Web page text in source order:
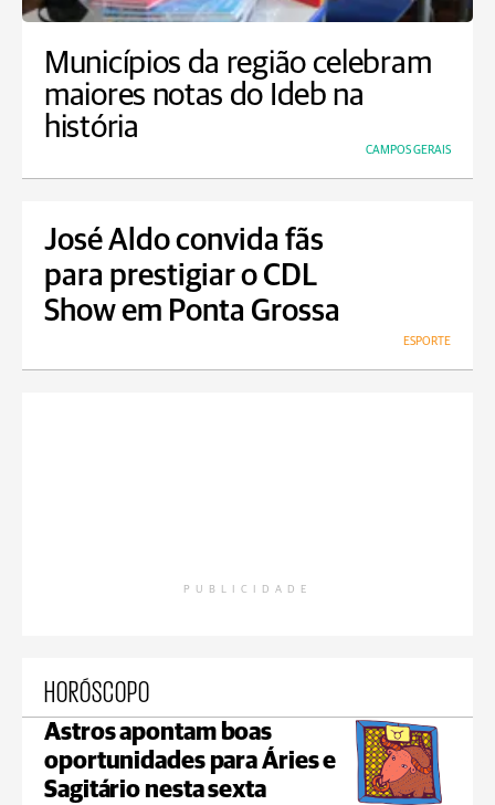
Municípios da região celebram
maiores notas do Ideb na
história
CAMPOS GERAIS
José Aldo convida fãs
para prestigiar o CDL
Show em Ponta Grossa
ESPORTE
PUBLICIDADE
HORÓSCOPO
Astros apontam boas
oportunidades para Áries e
Sagitário nesta sexta